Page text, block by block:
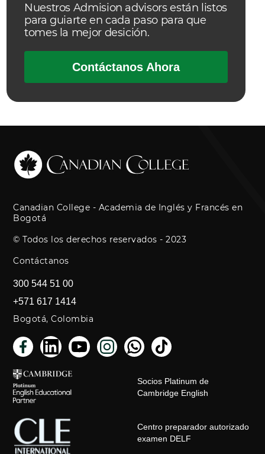
Nuestros Admision advisors están listos
para guiarte en cada paso para que
tomes la mejor desición.
Contáctanos Ahora
Canadian College - Academia de Inglés y Francés en
Bogotá
© Todos los derechos reservados - 2023
Contáctanos
300 544 51 00
+571 617 1414
Bogotá, Colombia
Socios Platinum de
Cambridge English
Centro preparador autorizado
examen DELF